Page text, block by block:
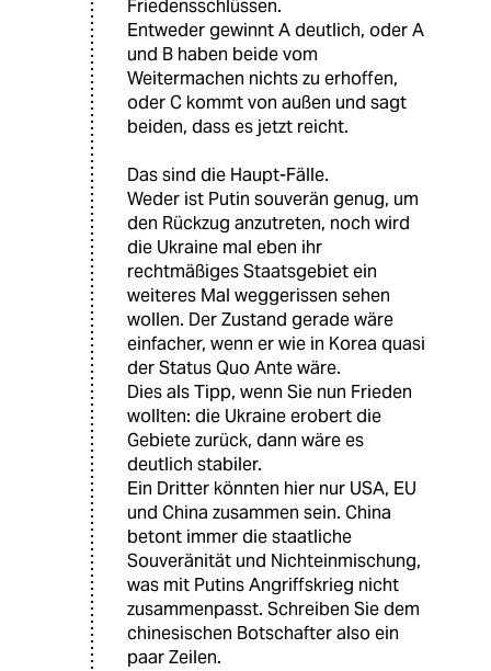
Friedensschlüssen.
Entweder gewinnt A deutlich, oder A
und B haben beide vom
Weitermachen nichts zu erhoffen,
oder C kommt von außen und sagt
beiden, dass es jetzt reicht.
Das sind die Haupt-Fälle.
Weder ist Putin souverän genug, um
den Rückzug anzutreten, noch wird
die Ukraine mal eben ihr
rechtmäßiges Staatsgebiet ein
weiteres Mal weggerissen sehen
wollen. Der Zustand gerade wäre
einfacher, wenn er wie in Korea quasi
der Status Quo Ante wäre.
Dies als Tipp, wenn Sie nun Frieden
wollten: die Ukraine erobert die
Gebiete zurück, dann wäre es
deutlich stabiler.
Ein Dritter könnten hier nur USA, EU
und China zusammen sein. China
betont immer die staatliche
Souveränität und Nichteinmischung,
was mit Putins Angriffskrieg nicht
zusammenpasst. Schreiben Sie dem
chinesischen Botschafter also ein
paar Zeilen.